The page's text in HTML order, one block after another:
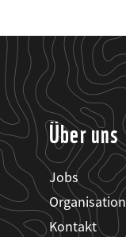
Über uns
Jobs
Organisation
Kontakt